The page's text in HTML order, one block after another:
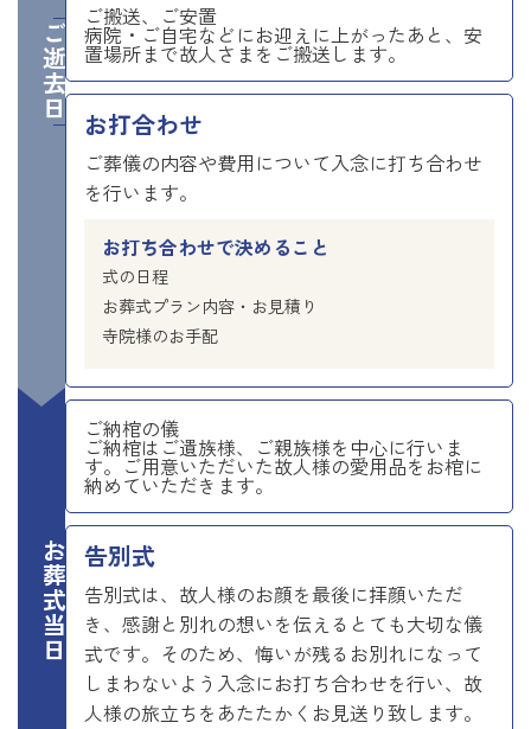
ご逝去日 ご搬送、ご安置
病院・ご自宅などにお迎えに上がったあと、安
置場所まで故人さまをご搬送します。
お打合わせ
ご葬儀の内容や費用について入念に打ち合わせ
を行います。
お打ち合わせで決めること
式の日程
お葬式プラン内容・お見積り
寺院様のお手配
お葬式当日
ご納棺の儀
ご納棺はご遺族様、ご親族様を中心に行いま
す。ご用意いただいた故人様の愛用品をお棺に
納めていただきます。
告別式
告別式は、故人様のお顔を最後に拝顔いただ
き、感謝と別れの想いを伝えるとても大切な儀
式です。そのため、悔いが残るお別れになって
しまわないよう入念にお打ち合わせを行い、故
人様の旅立ちをあたたかくお見送り致します。